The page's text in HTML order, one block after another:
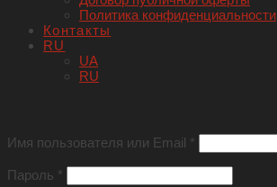
Политика конфиденциальности
Контакты
RU
UA
RU
Имя пользователя или Email *
Пароль *